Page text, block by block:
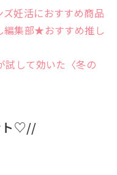
ズ妊活におすすめ商品
編集部★おすすめ推し
試して効いた〈冬の
ト♡//